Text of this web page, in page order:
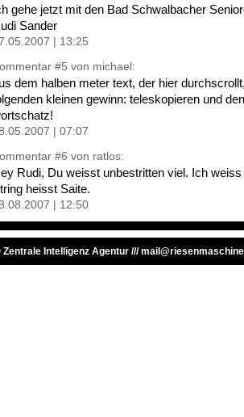
gehe jetzt mit den Bad Schwalbacher
Sander
| 13:25
#5 von michael:
dem halben meter text, der hier
kleinen gewinn: teleskopieren und
| 07:07
#6 von ratlos:
Rudi, Du weisst unbestritten viel. Ich
heisst Saite.
| 12:50
Zentrale Intelligenz Agentur ///